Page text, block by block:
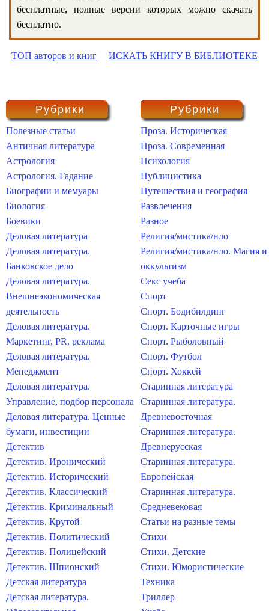
бесплатные, полные версии которых можно скачать
бесплатно.
ТОП авторов и книг ИСКАТЬ КНИГУ В БИБЛИОТЕКЕ
Рубрики
Полезные статьи
Античная литература
Астрология
Астрология. Гадание
Биографии и мемуары
Биология
Боевики
Деловая литература
Деловая литература.
Банковское дело
Деловая литература.
Внешнеэкономическая
деятельность
Деловая литература.
Маркетинг, PR, реклама
Деловая литература.
Менеджмент
Деловая литература.
Управление, подбор персонала
Деловая литература. Ценные
бумаги, инвестиции
Детектив
Детектив. Иронический
Детектив. Исторический
Детектив. Классический
Детектив. Криминальный
Детектив. Крутой
Детектив. Политический
Детектив. Полицейский
Детектив. Шпионский
Детская литература
Детская литература.
Рубрики
Проза. Историческая
Проза. Современная
Психология
Публицистика
Путешествия и география
Развлечения
Разное
Религия/мистика/нло
Религия/мистика/нло. Магия и
оккультизм
Секс учеба
Спорт
Спорт. Бодибилдинг
Спорт. Карточные игры
Спорт. Рыболовный
Спорт. Футбол
Спорт. Хоккей
Старинная литература
Старинная литература.
Древневосточная
Старинная литература.
Древнерусская
Старинная литература.
Европейская
Старинная литература.
Средневековая
Статьи на разные темы
Стихи
Стихи. Детские
Стихи. Юмористические
Техника
Триллер